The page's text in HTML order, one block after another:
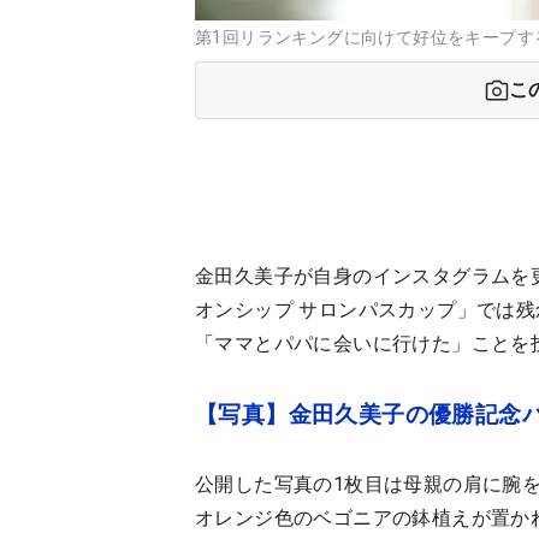
第1回リランキングに向けて好位をキープ
こ
金田久美子が自身のインスタグラム
オンシップ サロンパスカップ」では
「ママとパパに会いに行けた」ことを
【写真】金田久美子の優勝記
公開した写真の1枚目は母親の肩に腕
オレンジ色のベゴニアの鉢植えが置